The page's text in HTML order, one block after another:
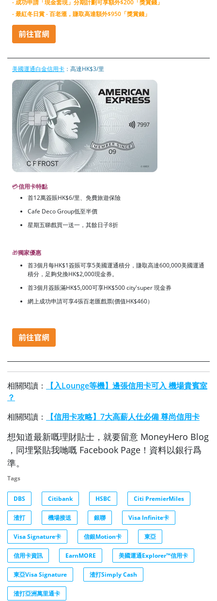
- 成功申請「現金套現」分期計劃可享額外$200「獎賞錢」
- 最紅冬日賞 - 百老滙，賺取高達額外$950「獎賞錢」
美國運通白金信用卡 ：高達HK$3/里
💳信用卡特點
首12萬簽賬HK$6/里、免費旅遊保險
Cafe Deco Group低至半價
星期五睇戲買一送一，其餘日子8折
🎁獨家優惠
首3個月每HK$1簽賬可享5美國運通積分，賺取高達600,000美國運通
積分，足夠兌換HK$2,000現金券。
首3個月簽賬滿HK$5,000可享HK$500 city'super 現金券
網上成功申請可享4張百老匯戲票(價值HK$460）
相關閱讀：
【入Lounge等機】邊張信用卡可入 機場貴賓室
？
相關閱讀：
【信用卡攻略】7大高薪人仕必備 尊尚信用卡
想知道最新嘅理財貼士，就要留意 MoneyHero Blog
，同埋緊貼我哋嘅 Facebook Page！資料以銀行爲
準。
Tags
DBS Citibank HSBC Citi PremierMiles
渣打 機場接送 銀聯 Visa Infinite卡
Visa Signature卡 信銀Motion卡 東亞
信用卡資訊 EarnMORE 美國運通Explorer™信用卡
東亞Visa Signature 渣打Simply Cash
渣打亞洲萬里通卡